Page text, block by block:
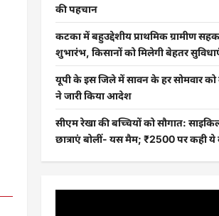
की पहचान
कटका में बहुउद्देशीय प्राथमिक ग्रामीण
शुभारंभ, किसानों को मिलेगी बेहतर
यूपी के इस जिले में सावन के हर सोमवार
ने जारी किया आदेश
सीएम रेखा की बच्चियों को सौगात:
छात्राएं बोलीं- यस मैम; ₹2500 पर कही ये